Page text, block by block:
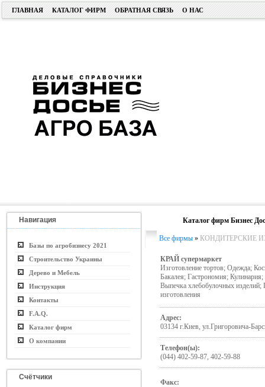
ГЛАВНАЯ КАТАЛОГ ФИРМ ОБРАТНАЯ СВЯЗЬ О НАС
Навигация
Базы по агробизнесу 2021
Строительство Украины
Дерево и Мебель
Инструкция
Контакты
F.A.Q.
Каталог фирм
О компании
Счётчики
Каталог фирм Бизнес
Все фирмы » КОНДИТЕРСКИЕ
КРАЙ супермаркет
Изготовление тортов; Одежда;
Бакалея; Гастрономия;
Выпечка хлебобулочных изделий;
изготовления
Адрес:
03134 г.Киев, ул.Григоровича-
Телефон(ы):
(044) 402-59-87, 402-59-88
Факс: